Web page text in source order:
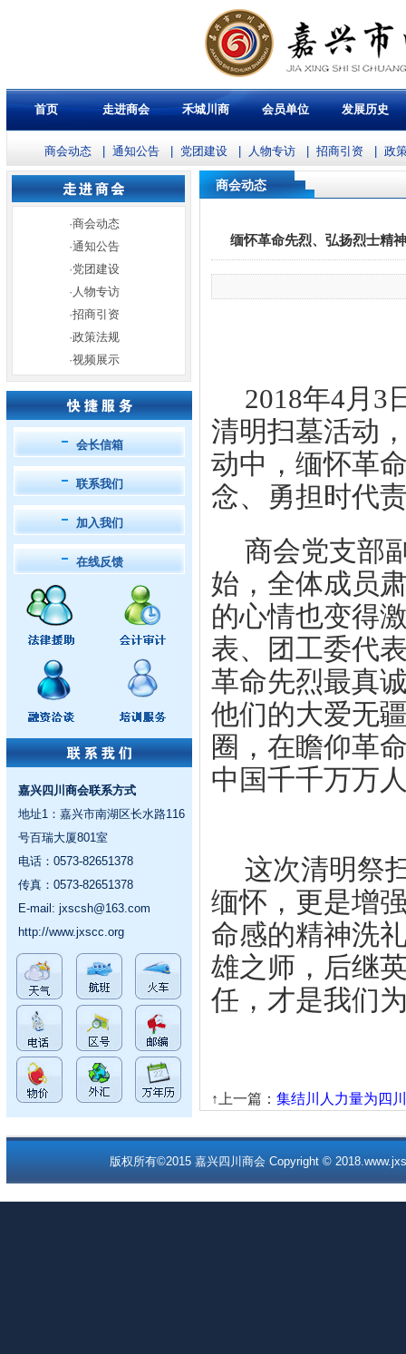
首页 走进商会 禾城川商 会员单位 发展历史
商会动态 通知公告 党团建设 人物专访 招商引资 政
·商会动态
·通知公告
·党团建设
· 人物专访
·招商引资
·政策法规
·视频展示
会长信箱
联系我们
加入我们
在线反馈
嘉兴四川商会联系方式
地址1：嘉兴市南湖区长水路116
号百瑞大厦801室
电话：0573-82651378
传真：0573-82651378
E-mail: jxscsh@163.com
http://www.jxscc.org
商会动态
缅怀革命先烈、弘扬烈士精
2018年4月3
清明扫墓活动
动中，缅怀革
念、勇担时代
商会党支部
始，全体成员
的心情也变得
表、团工委代
革命先烈最真
他们的大爱无
圈，在瞻仰革
中国千千万万
这次清明祭
缅怀，更是增
命感的精神洗
雄之师，后继
任，才是我们
↑上一篇： 集结川人力量为四
版权所有©2015 嘉兴四川商会 Copyright ©